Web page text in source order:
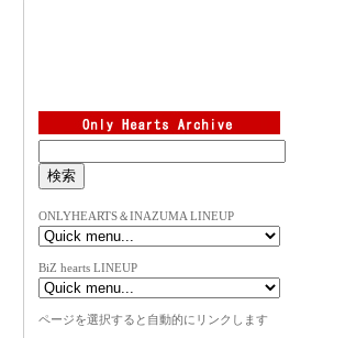
ONLYHEARTS＆INAZUMA LINEUP
BiZ hearts LINEUP
ページを選択すると自動的にリンクします